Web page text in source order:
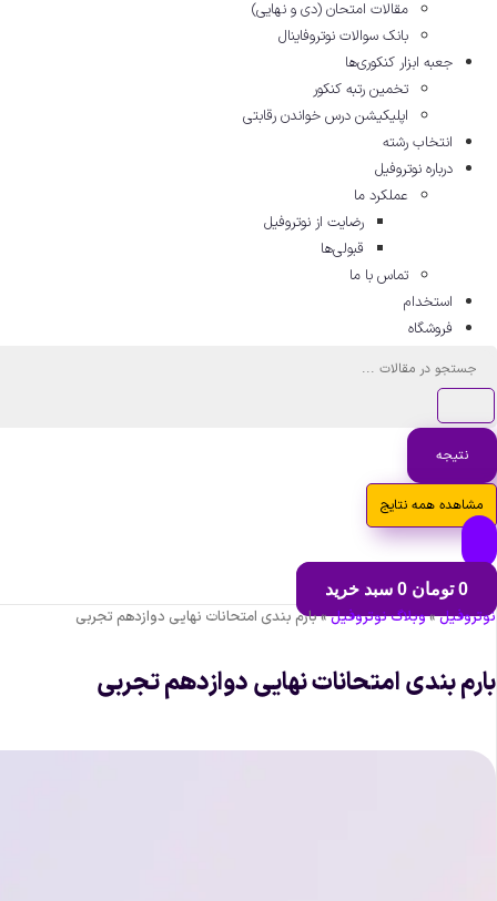
مقالات امتحان (دی و نهایی)
بانک سوالات نوتروفاینال
جعبه ابزار کنکوری‌ها
تخمین رتبه کنکور
اپلیکیشن درس خواندن رقابتی
انتخاب رشته
درباره نوتروفیل
عملکرد ما
رضایت از نوتروفیل
قبولی‌ها
تماس با ما
استخدام
فروشگاه
جستجو
نتیجه
مشاهده همه نتایج
0 تومان 0 سبد خرید
نوتروفیل»وبلاگ نوتروفیل»بارم بندی امتحانات نهایی دوازدهم تجربی
بارم بندی امتحانات نهایی دوازدهم تجربی